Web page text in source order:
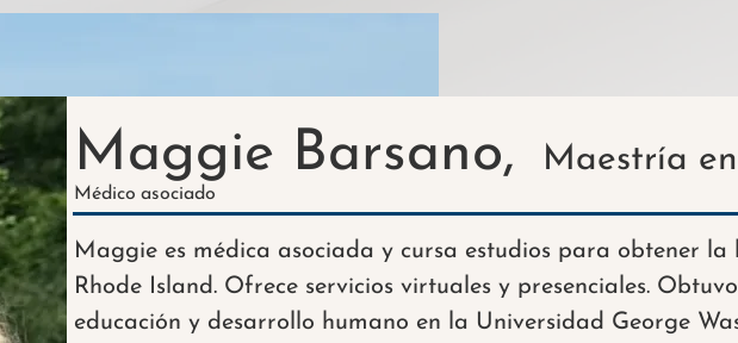
Maggie Barsano, Maestría
Médico asociado
Maggie es médica asociada y cursa estudios para obtener la
Rhode Island. Ofrece servicios virtuales y presenciales.
educación y desarrollo humano en la Universidad George